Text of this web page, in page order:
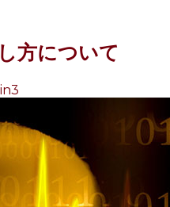
方について